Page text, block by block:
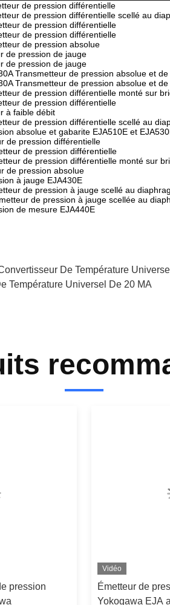
de pression différentielle
de pression différentielle scellé au
de pression différentielle
de pression différentielle
de pression absolue
de pression de jauge
de pression de jauge
Transmetteur de pression absolue et
Transmetteur de pression absolue et
de pression différentielle monté sur
de pression différentielle
à faible débit
de pression différentielle scellé au
absolue et gabarite EJA510E et
de pression différentielle
de pression différentielle
de pression différentielle monté sur
de pression absolue
à jauge EJA430E
de pression à jauge scellé au
de pression à jauge scellée au
de mesure EJA440E
De Température
Température Universel De 20 MA
pression
Vidéo
Émetteur de
Yokogawa EJA